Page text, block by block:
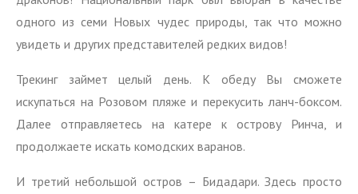
одного из семи Новых чудес природы, так что можно
увидеть и других представителей редких видов!
Трекинг займет целый день. К обеду Вы сможете
искупаться на Розовом пляже и перекусить ланч-боксом.
Далее отправляетесь на катере к острову Ринча, и
продолжаете искать комодских варанов.
И третий небольшой остров – Бидадари. Здесь просто